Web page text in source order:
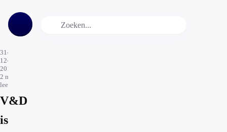
31-
12-
2015
2 min.
leestijd
V&D
is